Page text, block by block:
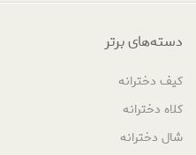
دسته‌های برتر
کیف دخترانه
کلاه دخترانه
شال دخترانه